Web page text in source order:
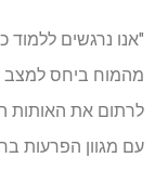
"אנו נרגשים ללמוד
מהמוח ביחס למצב
לרתום את האותות
עם מגוון הפרעות